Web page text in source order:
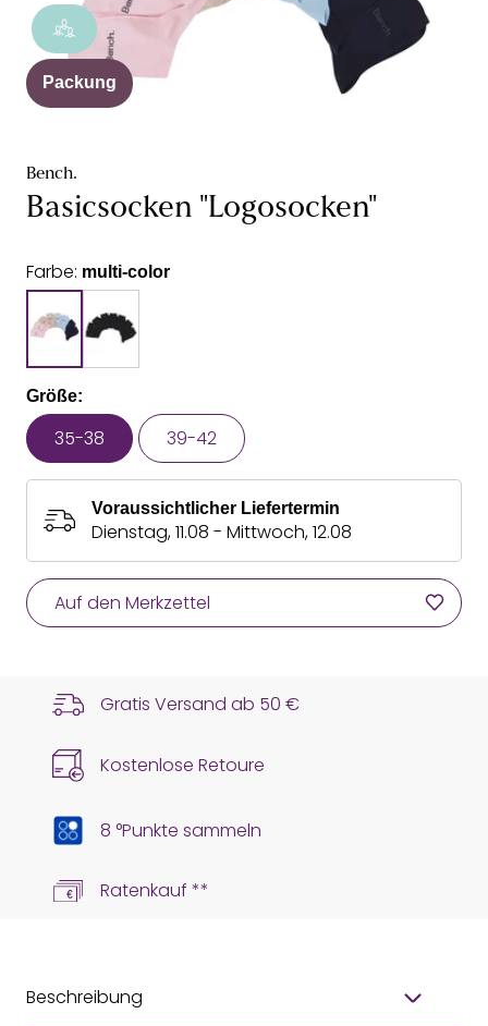
Packung
Bench.
Basicsocken "Logosocken"
Farbe: multi-color
Größe:
35-38 39-42
Voraussichtlicher Liefertermin
Dienstag, 11.08 - Mittwoch, 12.08
Auf den Merkzettel
Gratis Versand ab 50 €
Kostenlose Retoure
8 °Punkte sammeln
Ratenkauf **
Beschreibung